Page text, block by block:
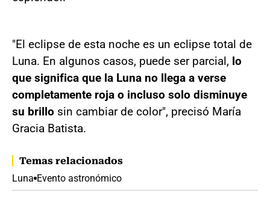
"El eclipse de esta noche es un eclipse total de
Luna. En algunos casos, puede ser parcial, lo
que significa que la Luna no llega a verse
completamente roja o incluso solo disminuye
su brillo sin cambiar de color", precisó María
Gracia Batista.
Temas relacionados
Luna Evento astronómico